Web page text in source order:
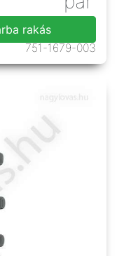
rakás
751-1679-003